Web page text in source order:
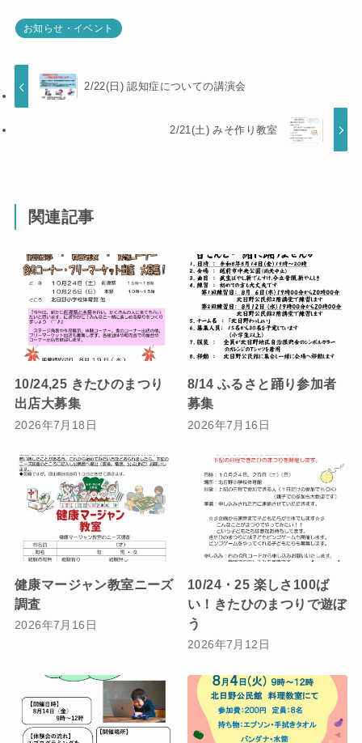
お知らせ・イベント
2/22(日) 認知症についての講演会
2/21(土) みそ作り教室
関連記事
10/24,25 きたひのまつり
出店大募集
2026年7月18日
8/14 ふるさと踊り参加者
募集
2026年7月16日
健康マージャン教室ニーズ
調査
2026年7月16日
10/24・25 楽しさ100ば
い！きたひのまつりで遊ぼ
う
2026年7月12日